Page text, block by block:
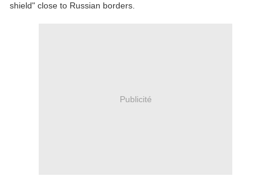
shield" close to Russian borders.
Publicité